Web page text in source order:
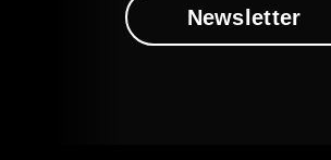
Newsletter